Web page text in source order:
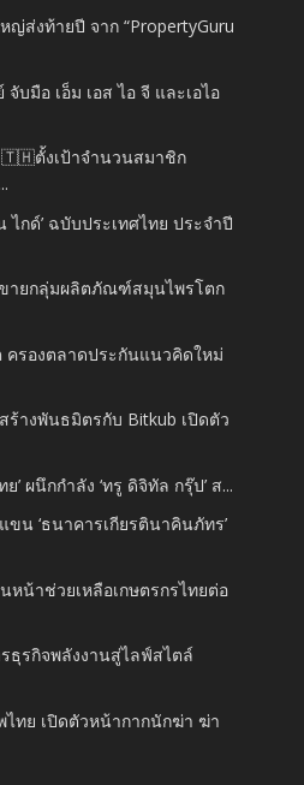
ญ่ส่งท้ายปี จาก “PropertyGuru
บมือ เอ็ม เอส ไอ จี และเอไอ
🇹🇭ตั้งเป้าจำนวนสมาชิก
ไกด์’ ฉบับประเทศไทย ประจำปี
ขายกลุ่มผลิตภัณฑ์สมุนไพรโตก
ครองตลาดประกันแนวคิดใหม่
ร้างพันธมิตรกับ Bitkub เปิดตัว
ย’ ผนึกกำลัง ‘ทรู ดิจิทัล กรุ๊ป’ ส...
แขน ‘ธนาคารเกียรตินาคินภัทร’
หน้าช่วยเหลือเกษตรกรไทยต่อ
ธุรกิจพลังงานสู่ไลฟ์สไตล์
ทย เปิดตัวหน้ากากนักฆ่า ฆ่า